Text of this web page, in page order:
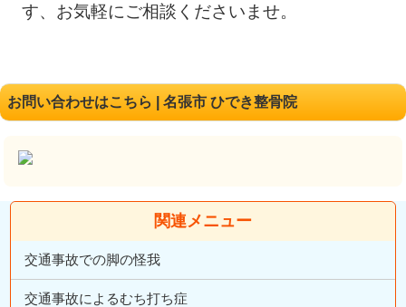
す、お気軽にご相談くださいませ。
お問い合わせはこちら | 名張市 ひでき整骨院
関連メニュー
交通事故での脚の怪我
交通事故によるむち打ち症